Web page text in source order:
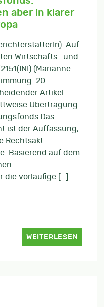
aber in klarer
Auf
Wirtschafts- und
(Marianne
20.
Artikel:
Übertragung
Das
ist der Auffassung,
Rechtsakt
Basierend auf dem
die vorläufige […]
WEITERLESEN